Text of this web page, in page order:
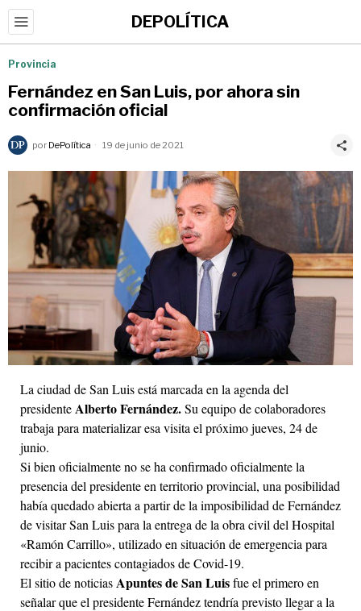
DEPOLÍTICA
Provincia
Fernández en San Luis, por ahora sin
confirmación oficial
por DePolítica 19 de junio de 2021
La ciudad de San Luis está marcada en la agenda del
presidenteAlberto Fernández.Su equipo de colaboradores
trabaja para materializar esa visita el próximo jueves, 24 de
junio.
Si bien oficialmente no se ha confirmado oficialmente la
presencia del presidente en territorio provincial, una posibilidad
había quedado abierta a partir de la imposibilidad de Fernández
de visitar San Luis para la entrega de la obra civil del Hospital
«Ramón Carrillo», utilizado en situación de emergencia para
recibir a pacientes contagiados de Covid-19.
El sitio de noticiasApuntes de San Luisfue el primero en
señalar que el presidente Fernández tendría previsto llegar a la